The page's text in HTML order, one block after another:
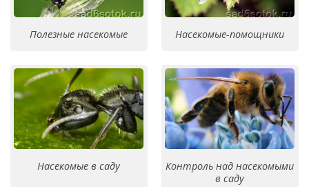
Полезные насекомые Насекомые-помощники
Насекомые в саду
Контроль над насекомыми
в саду